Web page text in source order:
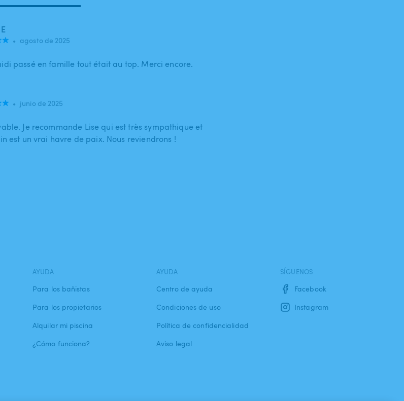
• agosto de 2025
passé en famille tout était au top. Merci encore.
• junio de 2025
Je recommande Lise qui est très sympathique et
est un vrai havre de paix. Nous reviendrons !
AYUDA
Para los bañistas
Para los propietarios
Alquilar mi piscina
¿Cómo funciona?
AYUDA
Centro de ayuda
Condiciones de uso
Política de confidencialidad
Aviso legal
SÍGUENOS
Facebook
Instagram